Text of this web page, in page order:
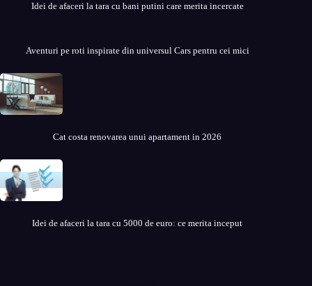
Idei de afaceri la tara cu bani putini care merita incercate
Aventuri pe roti inspirate din universul Cars pentru cei mici
Cat costa renovarea unui apartament in 2026
Idei de afaceri la tara cu 5000 de euro: ce merita inceput